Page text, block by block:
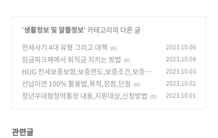
'생활정보 및 알뜰정보' 카테고리의 다른 글
전세사기 4대 유형 그리고 대책
(0) 2023.10.06
임금피크제에서 퇴직금 지키는 방법 (0) 2023.10.04
HUG 전세보증보험,보증한도,보증조건,보증료
할인 (0)
2023.10.03
선납이연 100% 활용법,목적,장점,단점 (0) 2023.10.02
청년우대형청약통장 내용,지원대상,신청방법 (0) 2023.10.01
관련글